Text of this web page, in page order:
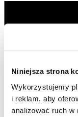
Niniejsza strona
Wykorzystujemy
i reklam, aby
analizować ruch w